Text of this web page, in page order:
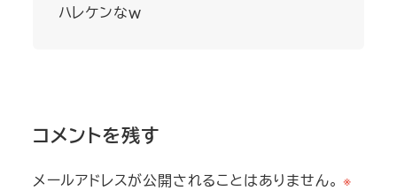
ハレケンなｗ
コメントを残す
メールアドレスが公開されることはありません。 ※